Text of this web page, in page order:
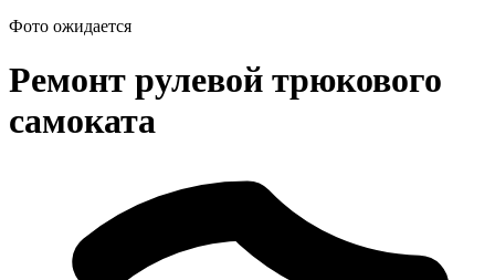
Фото ожидается
Ремонт рулевой трюкового
самоката